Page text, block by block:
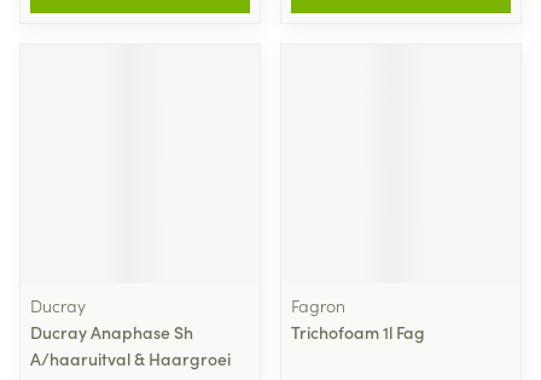
Ducray
Ducray Anaphase Sh
A/haaruitval & Haargroei
Fagron
Trichofoam 1l Fag